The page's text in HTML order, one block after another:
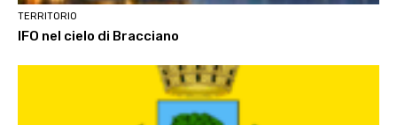
TERRITORIO
IFO nel cielo di Bracciano